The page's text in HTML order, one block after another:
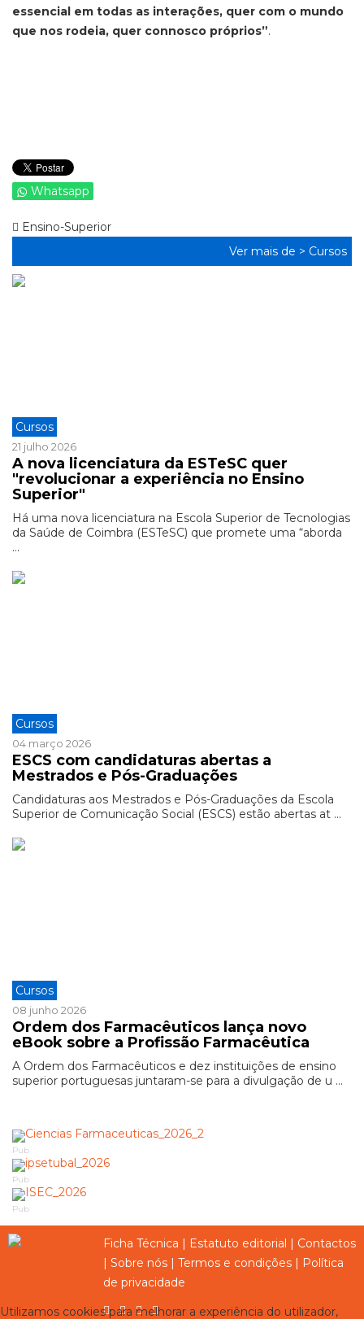
essencial em todas as interações, quer com o mundo
que nos rodeia, quer connosco próprios”.
Whatsapp
Ensino-Superior
Ver mais de > Cursos
Cursos
21 julho 2026
A nova licenciatura da ESTeSC quer
"revolucionar a experiência no Ensino
Superior"
Há uma nova licenciatura na Escola Superior de Tecnologias
da Saúde de Coimbra (ESTeSC) que promete uma “aborda
...
Cursos
04 março 2026
ESCS com candidaturas abertas a
Mestrados e Pós-Graduações
Candidaturas aos Mestrados e Pós-Graduações da Escola
Superior de Comunicação Social (ESCS) estão abertas at ...
Cursos
08 junho 2026
Ordem dos Farmacêuticos lança novo
eBook sobre a Profissão Farmacêutica
A Ordem dos Farmacêuticos e dez instituições de ensino
superior portuguesas juntaram-se para a divulgação de u ...
Pub
Pub
Pub
Ficha Técnica | Estatuto editorial | Contactos
| Sobre nós | Termos e condições | Política
de privacidade
Utilizamos cookies para melhorar a experiência do utilizador,